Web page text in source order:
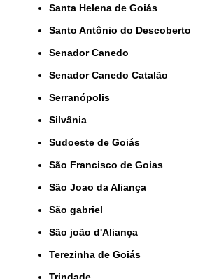
Santa Helena de Goiás
Santo Antônio do Descoberto
Senador Canedo
Senador Canedo Catalão
Serranópolis
Silvânia
Sudoeste de Goiás
São Francisco de Goias
São Joao da Aliança
São gabriel
São joão d'Aliança
Terezinha de Goiás